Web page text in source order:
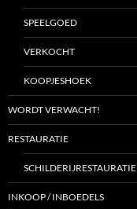
SPEELGOED
VERKOCHT
KOOPJESHOEK
WORDT VERWACHT!
RESTAURATIE
SCHILDERIJRESTAURATIE
INKOOP / INBOEDELS